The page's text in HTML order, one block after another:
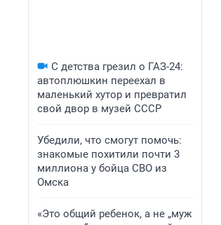
С детства грезил о ГАЗ-24:
автоплюшкин переехал в
маленький хутор и превратил
свой двор в музей СССР
Убедили, что смогут помочь:
знакомые похитили почти 3
миллиона у бойца СВО из
Омска
«Это общий ребенок, а не „муж